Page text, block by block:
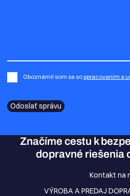
Oboznámil som sa sospracovaním a
Odoslať správu
Značíme cestu k
dopravné riešenia
Kontakt na
VÝROBA A PREDAJ